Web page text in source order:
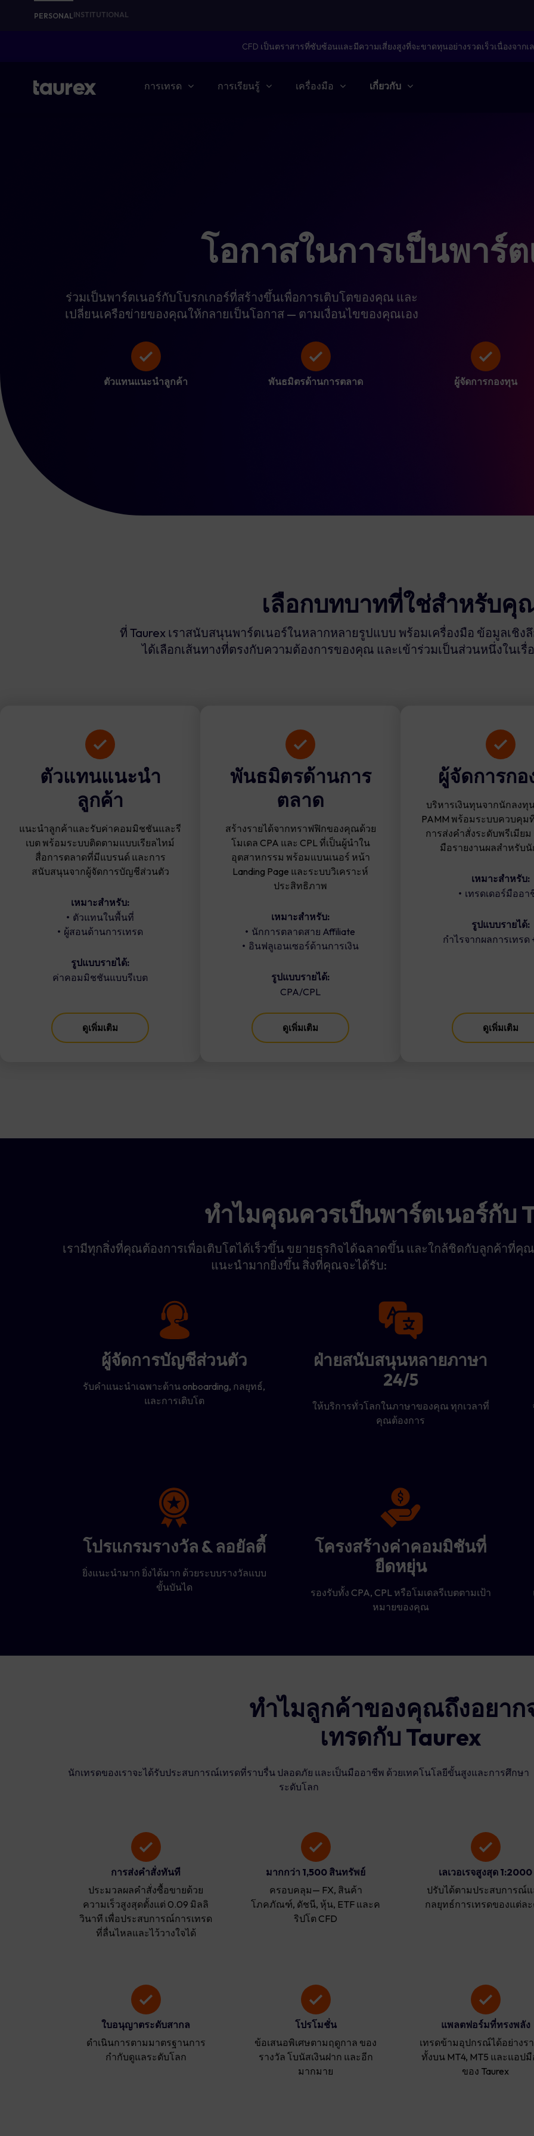
PERSONALINSTITUTIONAL
CFD เป็นตราสารที่ซับซ้อนและมีความเสี่ยงสูงที่จะขาดทุนอย่างรวดเร็วเนื่องจากเล
การเทรด การเรียนรู้ เครื่องมือ เกี่ยวกับ
โอกาสในการเป็นพาร์
ร่วมเป็นพาร์ตเนอร์กับโบรกเกอร์ที่สร้างขึ้นเพื่อการเติบโตของคุณ และ
เปลี่ยนเครือข่ายของคุณให้กลายเป็นโอกาส — ตามเงื่อนไขของคุณเอง
ตัวแทนแนะนำลูกค้า พันธมิตรด้านการตลาด ผู้จัดการกองทุน
เลือกบทบาทที่ใช่สำหรับคุ
ที่ Taurex เราสนับสนุนพาร์ตเนอร์ในหลากหลายรูปแบบ พร้อมเครื่องมือ ข้อมูลเชิ
ได้เลือกเส้นทางที่ตรงกับความต้องการของคุณ และเข้าร่วมเป็นส่วนหนึ่งในเรื่
ตัวแทนแนะนำ
ลูกค้า
แนะนำลูกค้าและรับค่าคอมมิชชันและรี
เบต พร้อมระบบติดตามแบบเรียลไทม์
สื่อการตลาดที่มีแบรนด์ และการ
สนับสนุนจากผู้จัดการบัญชีส่วนตัว
เหมาะสำหรับ:
ตัวแทนในพื้นที่
ผู้สอนด้านการเทรด
รูปแบบรายได้:
ค่าคอมมิชชันแบบรีเบต
ดูเพิ่มเติม
พันธมิตรด้านการ
ตลาด
สร้างรายได้จากทราฟฟิกของคุณด้วย
โมเดล CPA และ CPL ที่เป็นผู้นำใน
อุตสาหกรรม พร้อมแบนเนอร์ หน้า
Landing Page และระบบวิเคราะห์
ประสิทธิภาพ
เหมาะสำหรับ:
นักการตลาดสาย Affiliate
อินฟลูเอนเซอร์ด้านการเงิน
รูปแบบรายได้:
CPA/CPL
ดูเพิ่มเติม
ผู้จัดการก
บริหารเงินทุนจากนักลงทุ
PAMM พร้อมระบบควบคุม
การส่งคำสั่งระดับพรีเมียม
มือรายงานผลสำหรับ
เหมาะสำหรับ:
เทรดเดอร์มืออา
รูปแบบรายได้:
กำไรจากผลการเทรด
ดูเพิ่มเติม
ทำไมคุณควรเป็นพาร์ตเนอร์กับ
เรามีทุกสิ่งที่คุณต้องการเพื่อเติบโตได้เร็วขึ้น ขยายธุรกิจได้ฉลาดขึ้น และใกล้ชิดกับลูกค้าที่คุณ
แนะนำมากยิ่งขึ้น สิ่งที่คุณจะได้รับ:
ผู้จัดการบัญชีส่วนตัว
รับคำแนะนำเฉพาะด้าน onboarding, กลยุทธ์,
และการเติบโต
ฝ่ายสนับสนุนหลายภาษา
24/5
ให้บริการทั่วโลกในภาษาของคุณ ทุกเวลาที่
คุณต้องการ
โปรแกรมรางวัล & ลอยัลตี้
ยิ่งแนะนำมาก ยิ่งได้มาก ด้วยระบบรางวัลแบบ
ขั้นบันได
โครงสร้างค่าคอมมิชันที่
ยืดหยุ่น
รองรับทั้ง CPA, CPL หรือโมเดลรีเบตตามเป้า
หมายของคุณ
ทำไมลูกค้าของคุณถึงอยาก
เทรดกับ Taurex
นักเทรดของเราจะได้รับประสบการณ์เทรดที่ราบรื่น ปลอดภัย และเป็นมืออาชีพ ด้วยเทคโนโลยีขั้นสูงและการศึกษา
ระดับโลก
การส่งคำสั่งทันที
ประมวลผลคำสั่งซื้อขายด้วย
ความเร็วสูงสุดตั้งแต่ 0.09 มิลลิ
วินาที เพื่อประสบการณ์การเทรด
ที่ลื่นไหลและไว้วางใจได้
มากกว่า 1,500 สินทรัพย์
ครอบคลุม— FX, สินค้า
โภคภัณฑ์, ดัชนี, หุ้น, ETF และค
ริปโต CFD
เลเวอเรจสูงสุด 1:2000
ปรับได้ตามประสบการณ์แ
กลยุทธ์การเทรดของแต่ล
ใบอนุญาตระดับสากล
ดำเนินการตามมาตรฐานการ
กำกับดูแลระดับโลก
โปรโมชั่น
ข้อเสนอพิเศษตามฤดูกาล ของ
รางวัล โบนัสเงินฝาก และอีก
มากมาย
แพลตฟอร์มที่ทรงพลัง
เทรดข้ามอุปกรณ์ได้อย่างร
ทั้งบน MT4, MT5 และแอป
ของ Taurex